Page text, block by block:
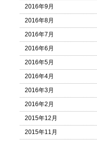
2016年9月
2016年8月
2016年7月
2016年6月
2016年5月
2016年4月
2016年3月
2016年2月
2015年12月
2015年11月